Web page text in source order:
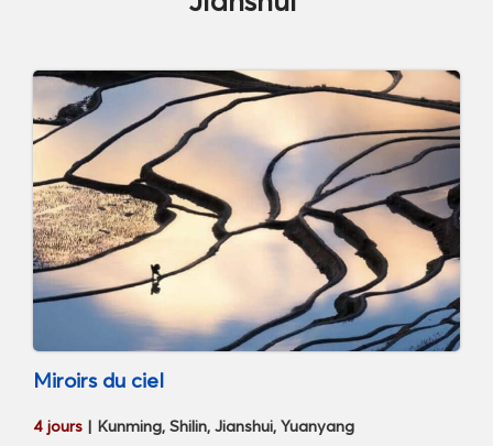
Miroirs du ciel
4 jours | Kunming, Shilin, Jianshui, Yuanyang